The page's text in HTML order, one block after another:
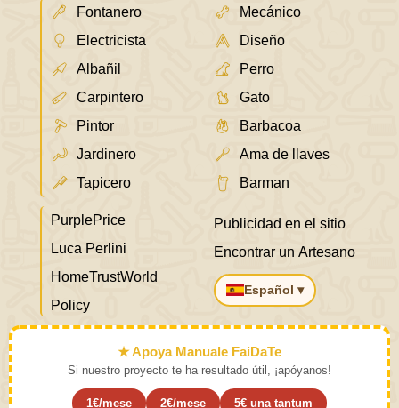
Fontanero
Electricista
Albañil
Carpintero
Pintor
Jardinero
Tapicero
Mecánico
Diseño
Perro
Gato
Barbacoa
Ama de llaves
Barman
PurplePrice
Luca Perlini
HomeTrustWorld
Policy
Publicidad en el sitio
Encontrar un Artesano
Español ▾
★ Apoya Manuale FaiDaTe
Si nuestro proyecto te ha resultado útil, ¡apóyanos!
1€/mese 2€/mese 5€ una tantum